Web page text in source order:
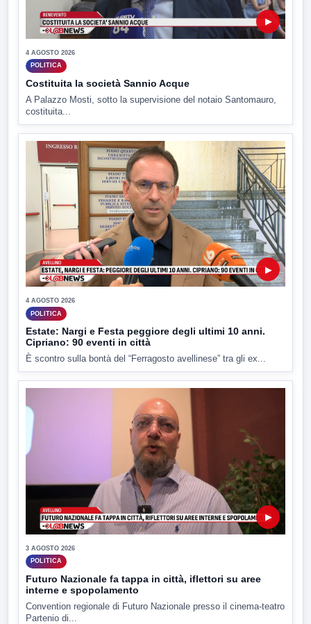
▶
4 AGOSTO 2026
POLITICA
Costituita la società Sannio Acque
A Palazzo Mosti, sotto la supervisione del notaio Santomauro,
costituita...
▶
4 AGOSTO 2026
POLITICA
Estate: Nargi e Festa peggiore degli ultimi 10 anni.
Cipriano: 90 eventi in città
È scontro sulla bontà del “Ferragosto avellinese” tra gli ex...
▶
3 AGOSTO 2026
POLITICA
Futuro Nazionale fa tappa in città, iflettori su aree
interne e spopolamento
Convention regionale di Futuro Nazionale presso il cinema-teatro
Partenio di...